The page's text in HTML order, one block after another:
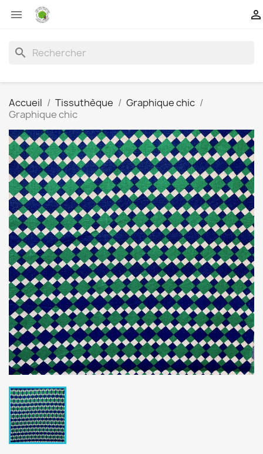
 
search
Accueil Tissuthèque
Graphique chic
Graphique chic